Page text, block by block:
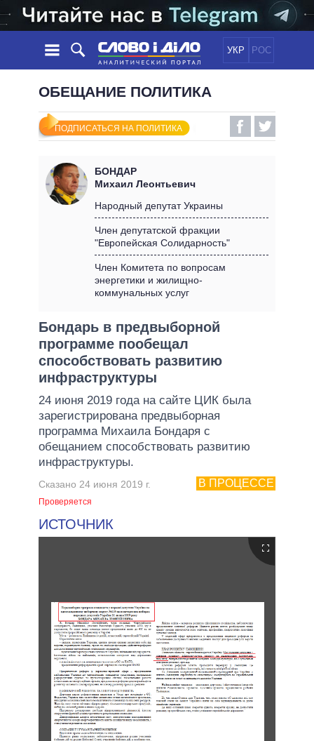
УКР РОС
НОВОСТИ
ЛЕНТА
СОБЫТИЯ
СТАТЬИ
МНЕНИЯ
ОБЗОРЫ
ДАЙДЖЕСТЫ
ПОЛИТИКА
ЭКОНОМИКА
МИР
ОБЕЩАНИЯ
ВСЕ ПОЛИТИКИ
ПРЕЗИДЕНТ И ОФИС
КАБИНЕТ МИНИСТРОВ
ГЛАВЫ ОБЛАДМИНИСТРАЦИЙ
ИНФОГРАФИКА
ВИДЕО
ПОДДЕРЖАТЬ
СРАВНЕНИЕ ПОЛИТИКОВ
ОБЕЩАНИЕ ПОЛИТИКА
ПОДПИСАТЬСЯ НА ПОЛИТИКА
БОНДАР
Михаил Леонтьевич
Народный депутат Украины
Член депутатской фракции
"Европейская Солидарность"
Член Комитета по вопросам
энергетики и жилищно-
коммунальных услуг
Бондарь в предвыборной
программе пообещал
способствовать развитию
инфраструктуры
24 июня 2019 года на сайте ЦИК была
зарегистрирована предвыборная
программа Михаила Бондаря с
обещанием способствовать развитию
инфраструктуры.
В ПРОЦЕССЕ
Сказано 24 июня 2019 г.
Проверяется
ИСТОЧНИК